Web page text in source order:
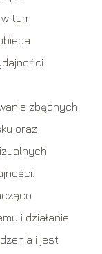
tym
zbędnych
oraz
i działanie
i jest